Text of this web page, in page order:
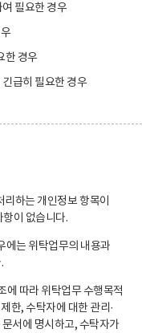
필요한 경우
한 경우
급히 필요한 경우
하는 개인정보 항목이
이 없습니다.
에는 위탁업무의 내용과
에 따라 위탁업무 수행목적
한, 수탁자에 대한 관리·
서에 명시하고, 수탁자가